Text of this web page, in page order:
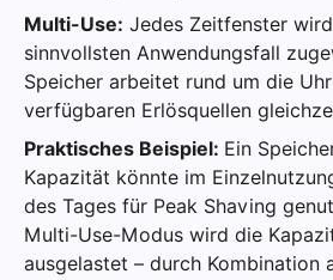
Multi-Use: Jedes Zeitfenster
sinnvollsten Anwendungsfall
Speicher arbeitet rund um die
verfügbaren Erlösquellen
Praktisches Beispiel: Ein
Kapazität könnte im
des Tages für Peak Shaving
Multi-Use-Modus wird die
ausgelastet – durch Kombination